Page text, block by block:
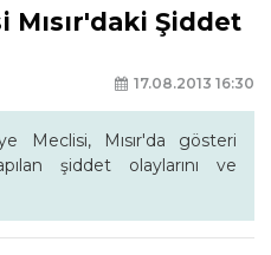
Şiddet
17.08.2013 16:30
Meclisi, Mısır'da gösteri
şiddet olaylarını ve